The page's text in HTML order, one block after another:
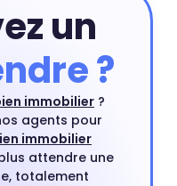
un
?
immobilier ?
agents pour
immobilier
attendre une
totalement